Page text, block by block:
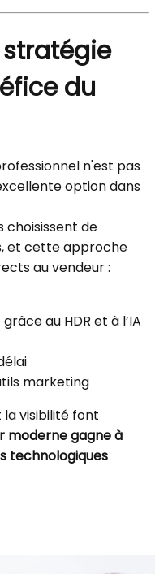
du
n'est pas
option dans
choisissent de
et cette approche
au vendeur :
au HDR et à l’IA
marketing
la visibilité font
moderne gagne à
technologiques